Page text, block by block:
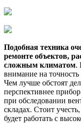
Подобная техника
ремонте объектов,
сложным климатом.
внимание на
Чем лучше обстоят
перспективнее
при обследовании
складах. Стоит
будет работать с